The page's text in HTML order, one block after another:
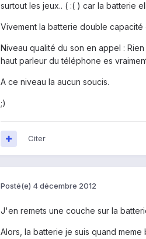
surtout les jeux.. ( :( ) car la batterie
Vivement la batterie double
Niveau qualité du son en appel :
haut parleur du téléphone es
A ce niveau la aucun soucis.
;)
Citer
Posté(e) 4 décembre 2012
J'en remets une couche sur la
Alors, la batterie je suis quand